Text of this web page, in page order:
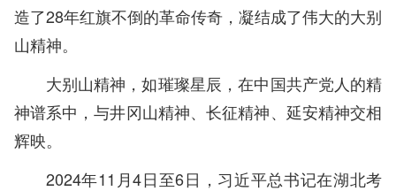
造了28年红旗不倒的革命传奇，凝结成了伟大的大别
山精神。
大别山精神，如璀璨星辰，在中国共产党人的精
神谱系中，与井冈山精神、长征精神、延安精神交相
辉映。
2024年11月4日至6日，习近平总书记在湖北考